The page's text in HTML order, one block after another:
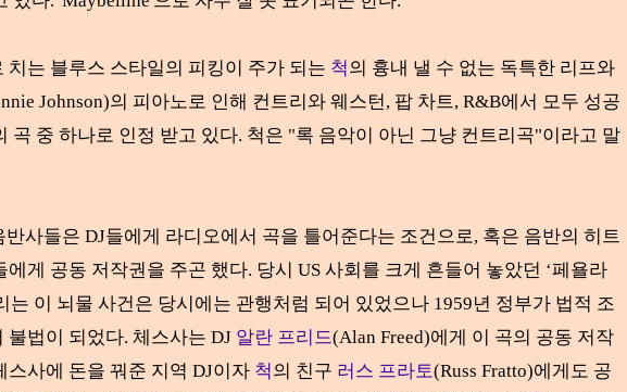
치는 블루스 스타일의 피킹이 주가 되는 척의 흉내 낼 수 없는 독특한 리프와
Johnson)의 피아노 로 인해 컨트리와 웨스턴 , 팝 차트 , R&B에서 모두 성공
곡 중 하나로 인정 받고 있다. 척은 "록 음악이 아닌 그냥 컨트리곡"이라고 말
반사들은 DJ들에게 라디오에서 곡을 틀어준다는 조건으로, 혹은 음반의 히트
에게 공동 저작권을 주곤 했다. 당시 US 사회를 크게 흔들어 놓았던 ‘페욜라
는 이 뇌물 사건은 당시에는 관행처럼 되어 있었으나 1959년 정부가 법적 조
불법이 되었다. 체스사는 DJ 알란 프리드(Alan Freed)에게 이 곡의 공동 저작
스사에 돈을 꿔준 지역 DJ이자 척의 친구 러스 프라토(Russ Fratto)에게 도 공